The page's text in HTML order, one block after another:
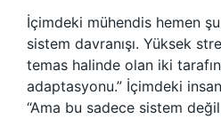
İçimdeki mühendis hemen
sistem davranışı. Yüksek
temas halinde olan iki
adaptasyonu.” İçimdeki
“Ama bu sadece sistem